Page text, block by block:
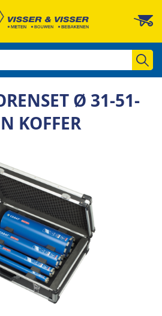
Ø 31-51-
KOFFER